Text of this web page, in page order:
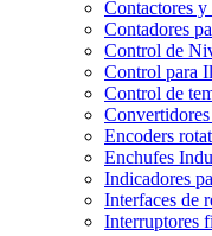
Contactores
Contadores
Control de
Control para
Control de
Encoders
Enchufes
Indicadores
Interfaces de
Interruptores